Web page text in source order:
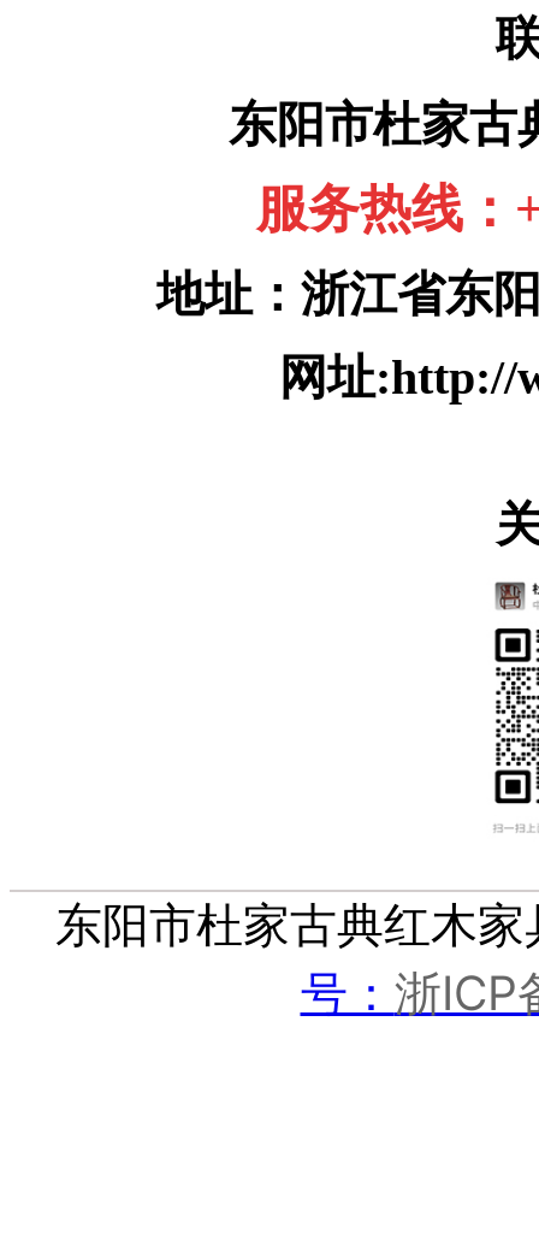
东阳市杜家古
服务热线：
地址：浙江省东
网址:http://
东阳市杜家古典红木
号： 浙ICP